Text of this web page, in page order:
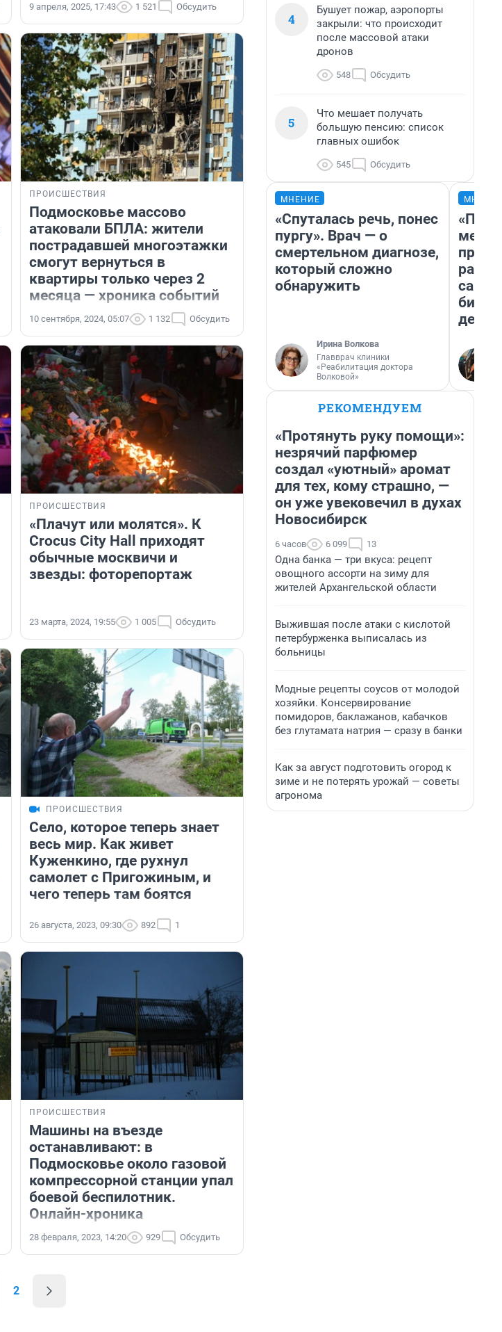
9 апреля, 2025, 17:43 1 521 Обсудить
ПРОИСШЕСТВИЯ
Подмосковье массово
атаковали БПЛА: жители
пострадавшей многоэтажки
смогут вернуться в
квартиры только через 2
месяца — хроника событий
10 сентября, 2024, 05:07 1 132 Обсудить
ПРОИСШЕСТВИЯ
«Плачут или молятся». К
Crocus City Hall приходят
обычные москвичи и
звезды: фоторепортаж
23 марта, 2024, 19:55 1 005 Обсудить
ПРОИСШЕСТВИЯ
Село, которое теперь знает
весь мир. Как живет
Куженкино, где рухнул
самолет с Пригожиным, и
чего теперь там боятся
26 августа, 2023, 09:30 892 1
ПРОИСШЕСТВИЯ
Машины на въезде
останавливают: в
Подмосковье около газовой
компрессорной станции упал
боевой беспилотник.
Онлайн-хроника
28 февраля, 2023, 14:20 929 Обсудить
2
4
Бушует пожар, аэропорты
закрыли: что происходит
после массовой атаки
дронов
548 Обсудить
5
Что мешает получать
большую пенсию: список
главных ошибок
545 Обсудить
МНЕНИЕ
«Спуталась речь, понес
пургу». Врач — о
смертельном диагнозе,
который сложно
обнаружить
Ирина Волкова
Главврач клиники
«Реабилитация доктора
Волковой»
РЕКОМЕНДУЕМ
«Протянуть руку помощи»:
незрячий парфюмер
создал «уютный» аромат
для тех, кому страшно, —
он уже увековечил в духах
Новосибирск
6 часов 6 099 13
Одна банка — три вкуса: рецепт
овощного ассорти на зиму для
жителей Архангельской области
Выжившая после атаки с кислотой
петербурженка выписалась из
больницы
Модные рецепты соусов от молодой
хозяйки. Консервирование
помидоров, баклажанов, кабачков
без глутамата натрия — сразу в банки
Как за август подготовить огород к
зиме и не потерять урожай — советы
агронома